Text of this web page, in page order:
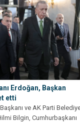
Erdoğan, Başkan
etti
ve AK Parti
Bilgin, Cumhurbaşkanı